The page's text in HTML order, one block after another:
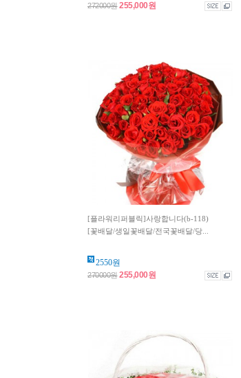
272000원255,000원
[플라워리퍼블릭]사랑합니다(b-118)
[꽃배달/생일꽃배달/전국꽃배달/당...
2550원
270000원255,000원